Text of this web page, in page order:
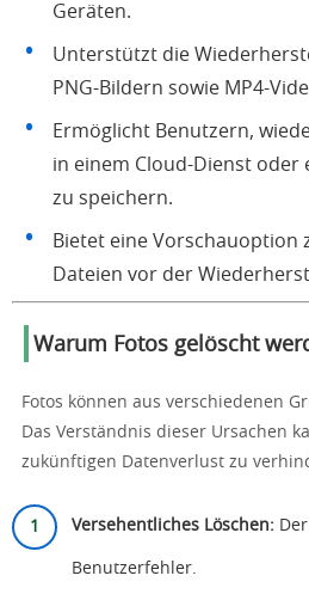
Geräten.
Unterstützt die
PNG-Bildern sowie MP4-
Ermöglicht Benutzern,
in einem Cloud-Dienst oder
zu speichern.
Bietet eine Vorschauoption
Dateien vor der
Warum Fotos gelöscht
Fotos können aus verschiedenen
Das Verständnis dieser Ursachen
zukünftigen Datenverlust zu
Versehentliches Löschen:
Benutzerfehler.